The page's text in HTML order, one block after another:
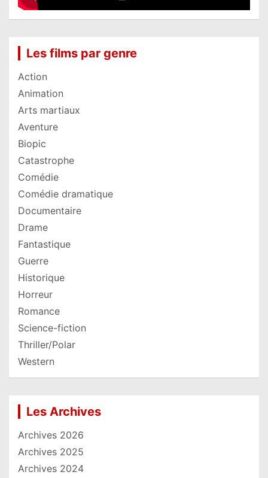
Les films par genre
Action
Animation
Arts martiaux
Aventure
Biopic
Catastrophe
Comédie
Comédie dramatique
Documentaire
Drame
Fantastique
Guerre
Historique
Horreur
Romance
Science-fiction
Thriller/Polar
Western
Les Archives
Archives 2026
Archives 2025
Archives 2024